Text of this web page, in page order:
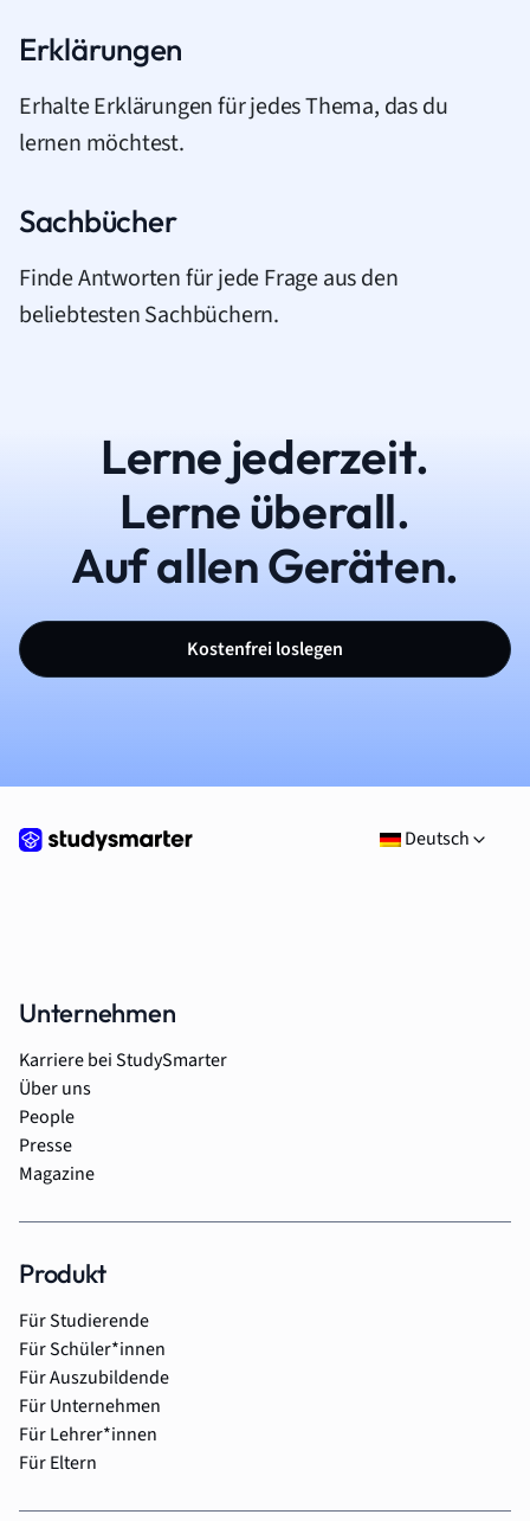
Erklärungen
Erhalte Erklärungen für jedes Thema, das du
lernen möchtest.
Sachbücher
Finde Antworten für jede Frage aus den
beliebtesten Sachbüchern.
Lerne jederzeit.
Lerne überall.
Auf allen Geräten.
Kostenfrei loslegen
Deutsch
Unternehmen
Karriere bei StudySmarter
Über uns
People
Presse
Magazine
Produkt
Für Studierende
Für Schüler*innen
Für Auszubildende
Für Unternehmen
Für Lehrer*innen
Für Eltern